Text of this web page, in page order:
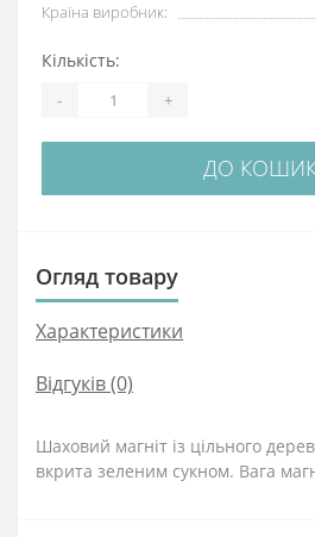
Країна виробник:
Кількість:
- +
ДО
Огляд товару
Характеристики
Відгуків (0)
Шаховий магніт із цільного
вкрита зеленим сукном. Вага